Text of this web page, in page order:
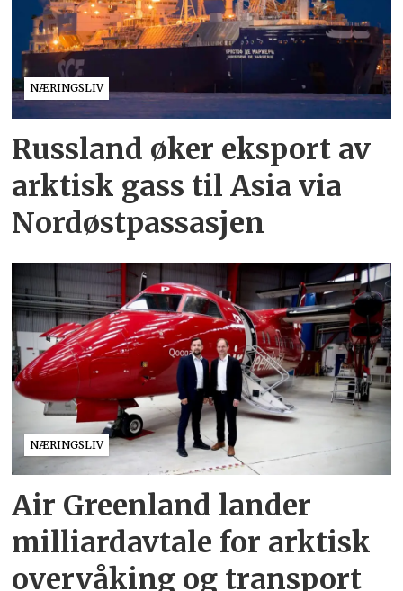
NÆRINGSLIV
Russland øker eksport av
arktisk gass til Asia via
Nordøstpassasjen
NÆRINGSLIV
Air Greenland lander
milliardavtale for arktisk
overvåking og transport